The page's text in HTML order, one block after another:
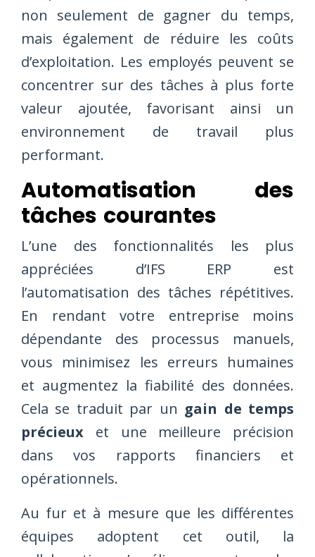
non seulement de gagner du temps,
mais également de réduire les coûts
d’exploitation. Les employés peuvent se
concentrer sur des tâches à plus forte
valeur ajoutée, favorisant ainsi un
environnement de travail plus
performant.
Automatisation des
tâches courantes
L’une des fonctionnalités les plus
appréciées d’IFS ERP est
l’automatisation des tâches répétitives.
En rendant votre entreprise moins
dépendante des processus manuels,
vous minimisez les erreurs humaines
et augmentez la fiabilité des données.
Cela se traduit par un gain de temps
précieux et une meilleure précision
dans vos rapports financiers et
opérationnels.
Au fur et à mesure que les différentes
équipes adoptent cet outil, la